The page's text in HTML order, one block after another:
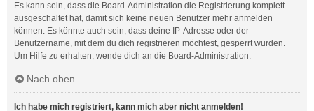
Es kann sein, dass die Board-Administration die Registrierung komplett
ausgeschaltet hat, damit sich keine neuen Benutzer mehr anmelden
können. Es könnte auch sein, dass deine IP-Adresse oder der
Benutzername, mit dem du dich registrieren möchtest, gesperrt wurden.
Um Hilfe zu erhalten, wende dich an die Board-Administration.
Nach oben
Ich habe mich registriert, kann mich aber nicht anmelden!